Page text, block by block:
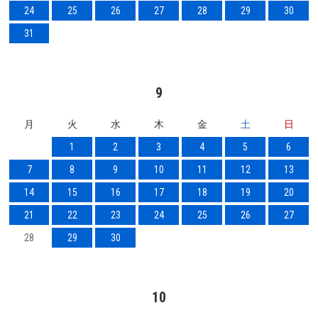
24
25 26 27 28 29
30
31
9
月 火 水 木 金 土
日
1
2 3 4 5
6
7
8 9 10 11 12
13
14
15 16 17 18 19
20
21
22 23 24 25 26
27
28
29 30
10